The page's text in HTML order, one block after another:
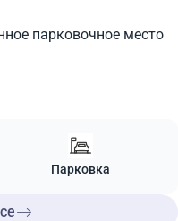
парковочное место
Парковка